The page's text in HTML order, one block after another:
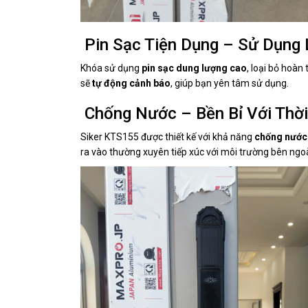
Pin Sạc Tiện Dụng – Sử Dụng
Khóa sử dụng pin sạc dung lượng cao, loại bỏ hoàn
sẽtự động cảnh báo, giúp bạn yên tâm sử dụng.
Chống Nước – Bền Bỉ Với
Siker KTS155 được thiết kế với khả năng chống
ra vào thường xuyên tiếp xúc với môi trường bên